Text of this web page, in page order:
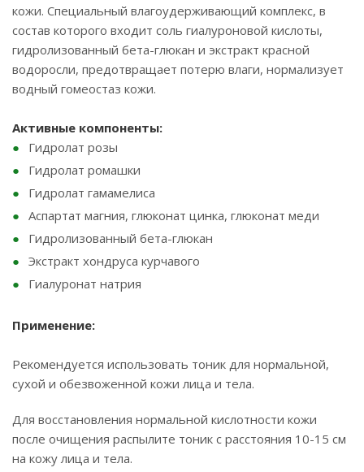
кожи. Специальный влагоудерживающий комплекс, в
состав которого входит соль гиалуроновой кислоты,
гидролизованный бета-глюкан и экстракт красной
водоросли, предотвращает потерю влаги, нормализует
водный гомеостаз кожи.
Активные компоненты:
Гидролат розы
Гидролат ромашки
Гидролат гамамелиса
Аспартат магния, глюконат цинка, глюконат меди
Гидролизованный бета-глюкан
Экстракт хондруса курчавого
Гиалуронат натрия
Применение:
Рекомендуется использовать тоник для нормальной,
сухой и обезвоженной кожи лица и тела.
Для восстановления нормальной кислотности кожи
после очищения распылите тоник с расстояния 10-15 см
на кожу лица и тела.